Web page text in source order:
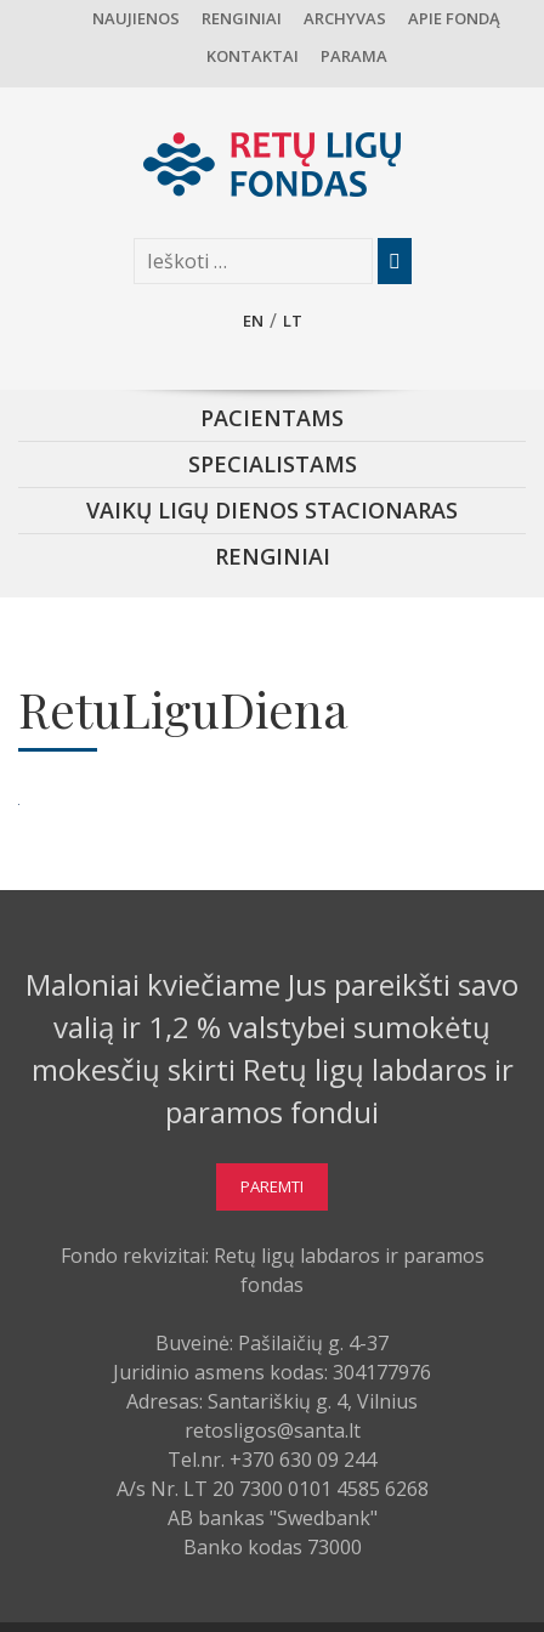
NAUJIENOS RENGINIAI ARCHYVAS
APIE FONDĄ
KONTAKTAI
PARAMA
EN LT
PACIENTAMS
SPECIALISTAMS
VAIKŲ LIGŲ DIENOS STACIONARAS
RENGINIAI
RetuLiguDiena
Maloniai kviečiame Jus pareikšti savo
valią ir 1,2 % valstybei sumokėtų
mokesčių skirti Retų ligų labdaros ir
paramos fondui
PAREMTI
Fondo rekvizitai: Retų ligų labdaros ir paramos
fondas
Buveinė: Pašilaičių g. 4-37
Juridinio asmens kodas: 304177976
Adresas: Santariškių g. 4, Vilnius
retosligos@santa.lt
Tel.nr. +370 630 09 244
A/s Nr. LT 20 7300 0101 4585 6268
AB bankas "Swedbank"
Banko kodas 73000